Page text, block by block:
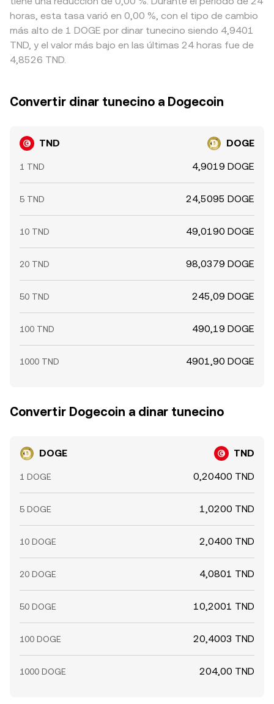
horas, esta tasa varió en 0,00 %, con el tipo de cambio
más alto de 1 DOGE por dinar tunecino siendo 4,9401
TND, y el valor más bajo en las últimas 24 horas fue de
4,8526 TND.
Convertir dinar tunecino a Dogecoin
TND DOGE
1 TND 4,9019 DOGE
5 TND 24,5095 DOGE
10 TND 49,0190 DOGE
20 TND 98,0379 DOGE
50 TND 245,09 DOGE
100 TND 490,19 DOGE
1000 TND 4901,90 DOGE
Convertir Dogecoin a dinar tunecino
DOGE TND
1 DOGE 0,20400 TND
5 DOGE 1,0200 TND
10 DOGE 2,0400 TND
20 DOGE 4,0801 TND
50 DOGE 10,2001 TND
100 DOGE 20,4003 TND
1000 DOGE 204,00 TND